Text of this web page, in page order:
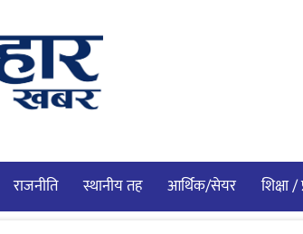
राजनीति स्थानीय तह आर्थिक/सेयर शिक्षा /